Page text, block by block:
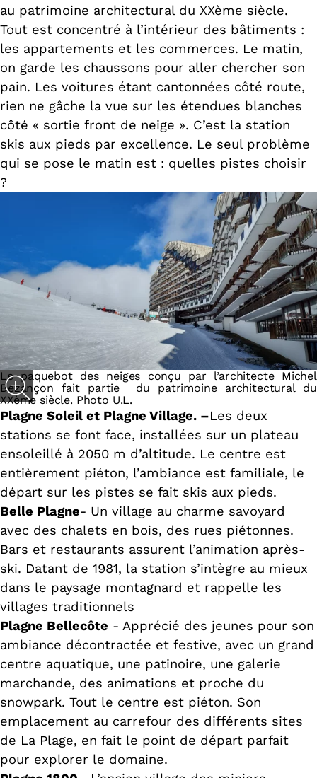
au patrimoine architectural du XXème siècle.
Tout est concentré à l’intérieur des bâtiments :
les appartements et les commerces. Le matin,
on garde les chaussons pour aller chercher son
pain. Les voitures étant cantonnées côté route,
rien ne gâche la vue sur les étendues blanches
côté « sortie front de neige ». C’est la station
skis aux pieds par excellence. Le seul problème
qui se pose le matin est : quelles pistes choisir
?
Le paquebot des neiges conçu par l’architecte Michel
Bezançon fait partie du patrimoine architectural du
XXème siècle. Photo U.L.
Plagne Soleil et Plagne Village. –Les deux
stations se font face, installées sur un plateau
ensoleillé à 2050 m d’altitude. Le centre est
entièrement piéton, l’ambiance est familiale, le
départ sur les pistes se fait skis aux pieds.
Belle Plagne- Un village au charme savoyard
avec des chalets en bois, des rues piétonnes.
Bars et restaurants assurent l’animation après-
ski. Datant de 1981, la station s’intègre au mieux
dans le paysage montagnard et rappelle les
villages traditionnels
Plagne Bellecôte - Apprécié des jeunes pour son
ambiance décontractée et festive, avec un grand
centre aquatique, une patinoire, une galerie
marchande, des animations et proche du
snowpark. Tout le centre est piéton. Son
emplacement au carrefour des différents sites
de La Plage, en fait le point de départ parfait
pour explorer le domaine.